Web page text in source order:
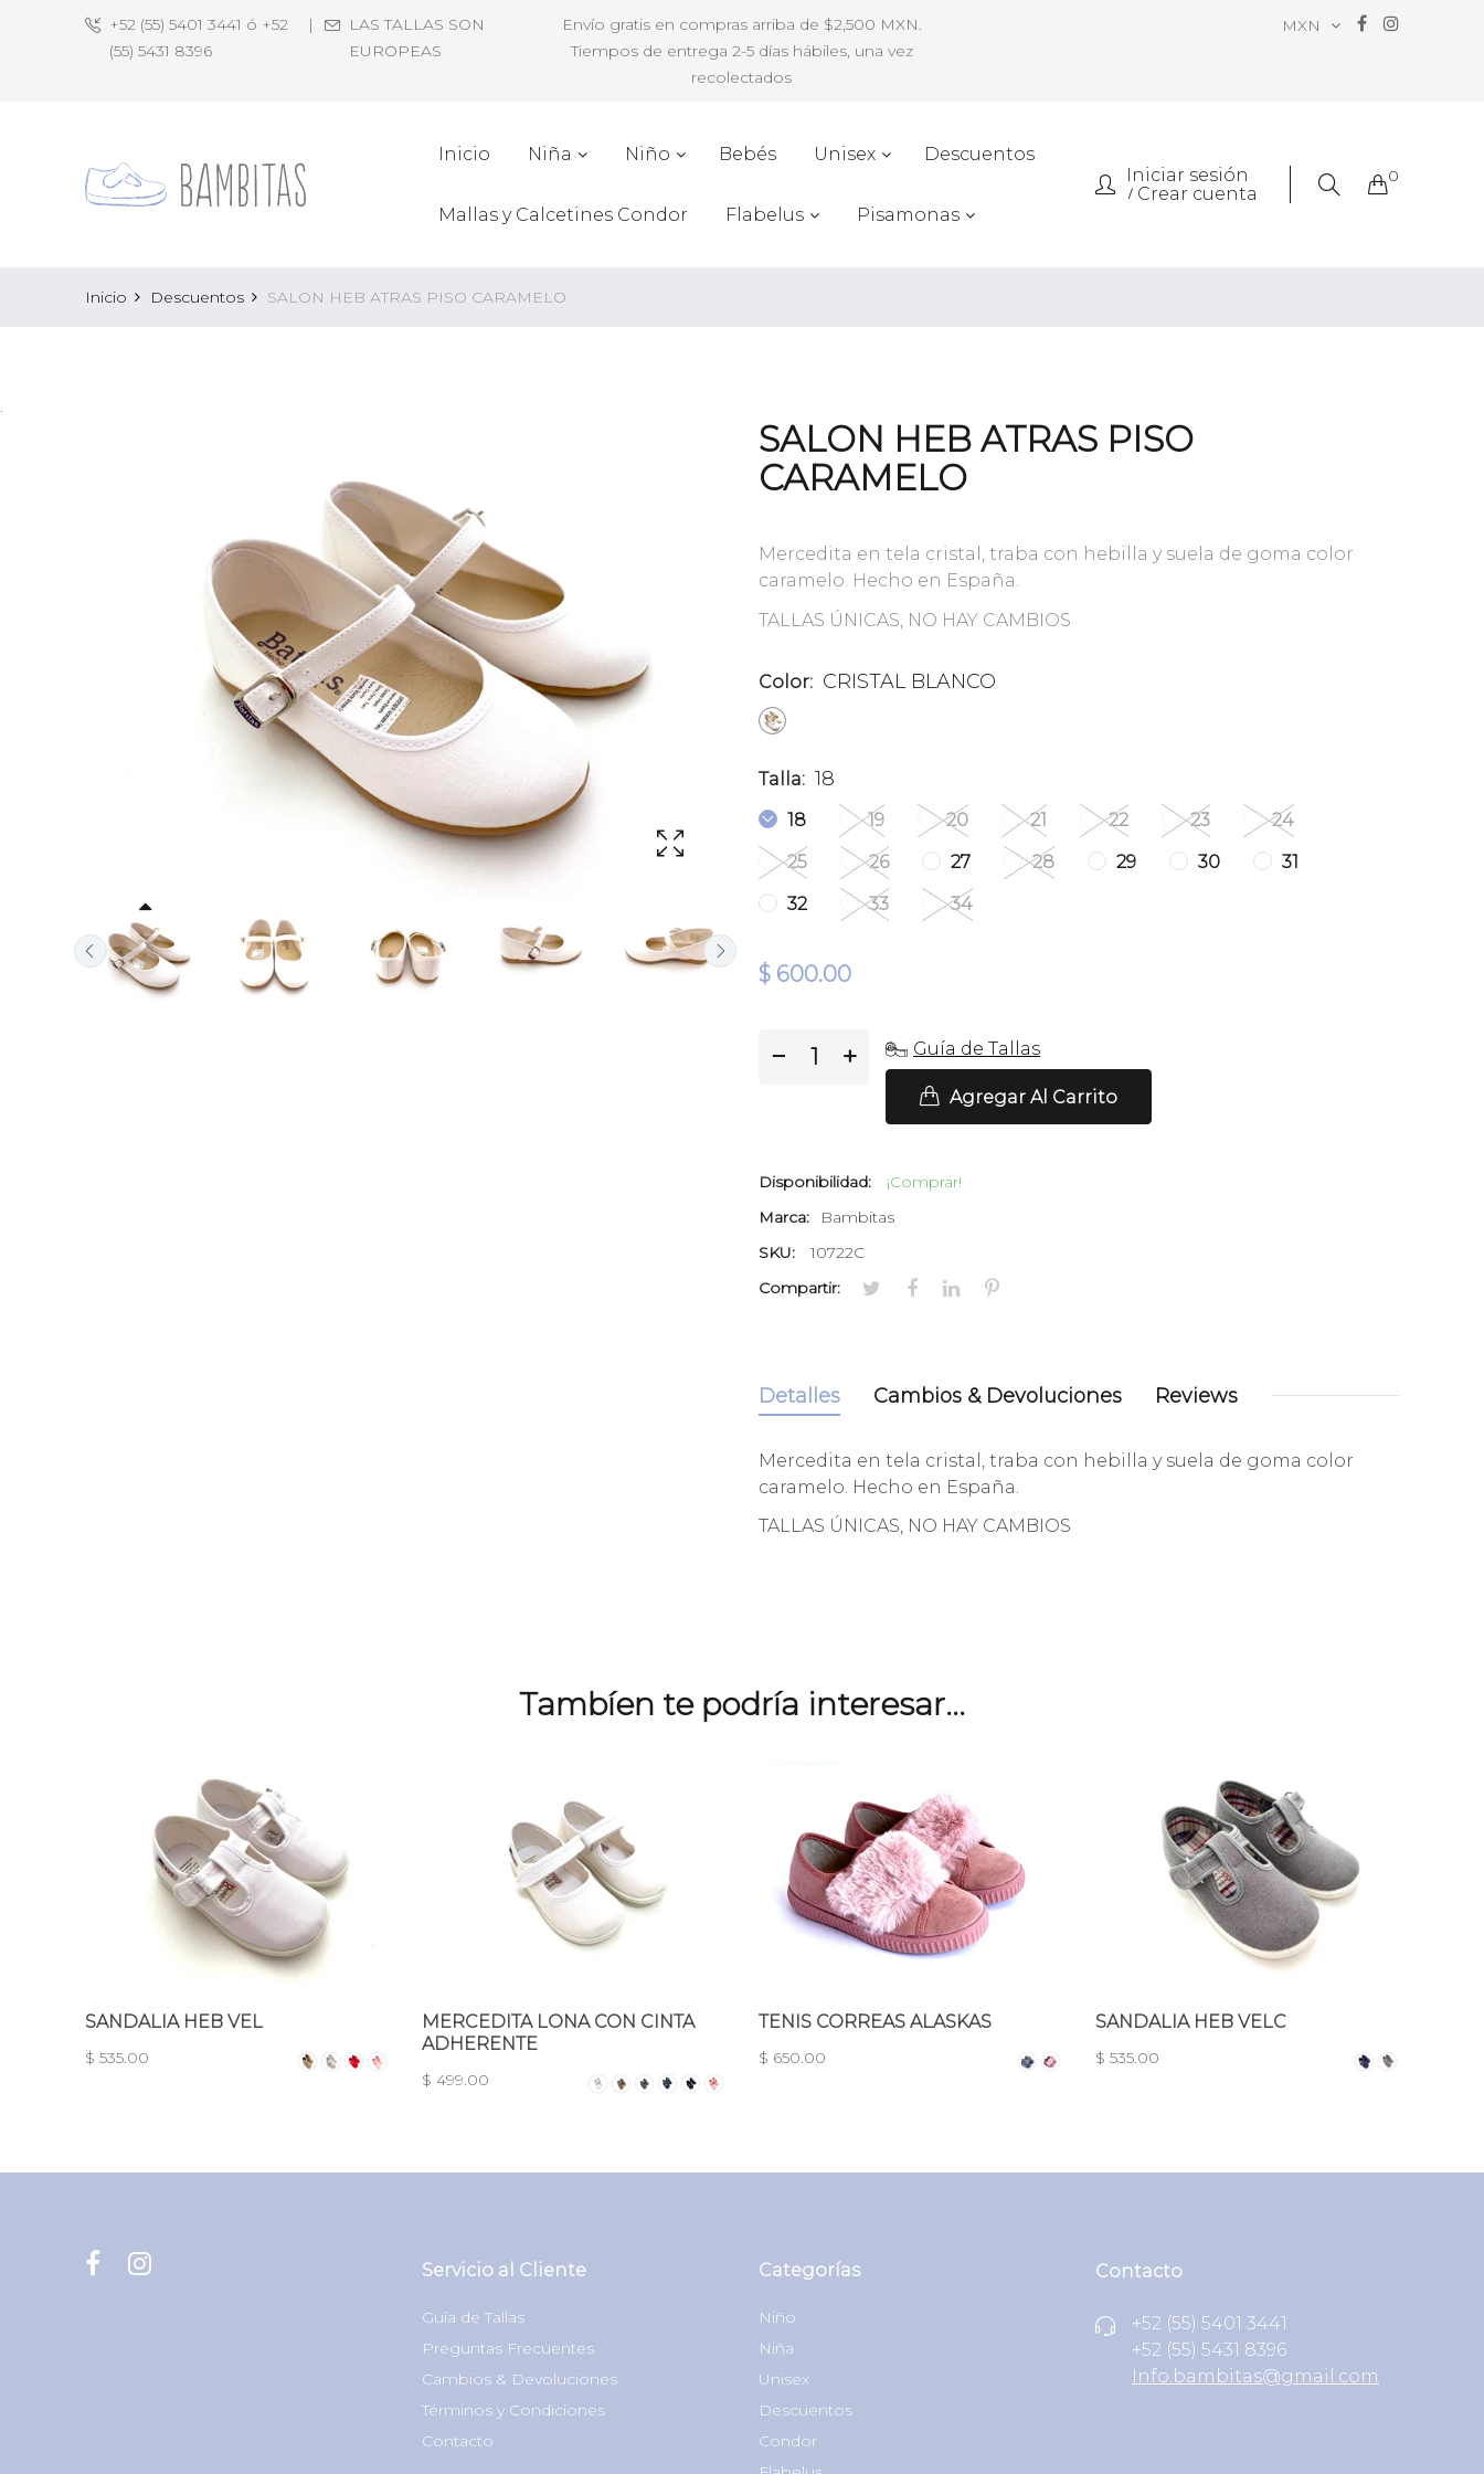
+52 (55) 5401 3441 ó +52
(55) 5431 8396
|
LAS TALLAS SON
EUROPEAS
Envío gratis en compras arriba de $2,500 MXN.
Tiempos de entrega 2-5 días hábiles, una vez
recolectados
MXN
Inicio Niña Niño Bebés Unisex Descuentos
Mallas y Calcetines Condor Flabelus Pisamonas
Iniciar sesión
Crear cuenta
0
Inicio Descuentos SALON HEB ATRAS PISO CARAMELO
.
SALON HEB ATRAS PISO
CARAMELO
Mercedita en tela cristal, traba con hebilla y suela de goma color
caramelo. Hecho en España.
TALLAS ÚNICAS, NO HAY CAMBIOS
Color: CRISTAL BLANCO
Talla: 18
18 19 20 21 22 23
24
25
26 27 28 29 30
31
32
33 34
$ 600.00
− + Guía de Tallas
Agregar Al Carrito
Disponibilidad:
¡Comprar!
Marca:
Bambitas
SKU:
10722C
Compartir:
Detalles Cambios & Devoluciones Reviews
Mercedita en tela cristal, traba con hebilla y suela de goma color
caramelo. Hecho en España.
TALLAS ÚNICAS, NO HAY CAMBIOS
Tambíen te podría interesar...
SANDALIA HEB VEL
$ 535.00
MERCEDITA LONA CON CINTA
ADHERENTE
$ 499.00
TENIS CORREAS ALASKAS
$ 650.00
SANDALIA HEB VELC
$ 535.00
Servicio al Cliente
Guía de Tallas
Preguntas Frecuentes
Cambios & Devoluciones
Términos y Condiciones
Contacto
Categorías
Niño
Niña
Unisex
Descuentos
Condor
Contacto
+52 (55) 5401 3441
+52 (55) 5431 8396
Info.bambitas@gmail.com